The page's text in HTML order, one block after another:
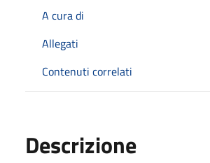
A cura di
Allegati
Contenuti correlati
Descrizione